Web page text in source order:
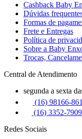
Cashback Baby
Dúvidas
Formas de
Frete e Entregas
Política de
Sobre a Baby
Trocas,
Central de Atendimento
segunda a sexta
(16) 98166-
(16) 3352-7909
Redes Sociais